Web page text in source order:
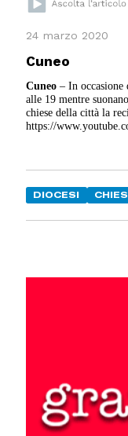
24 marzo 2020
Cuneo
Cuneo – In occasione
alle 19 mentre
chiese della città la
https://
DIOCESI